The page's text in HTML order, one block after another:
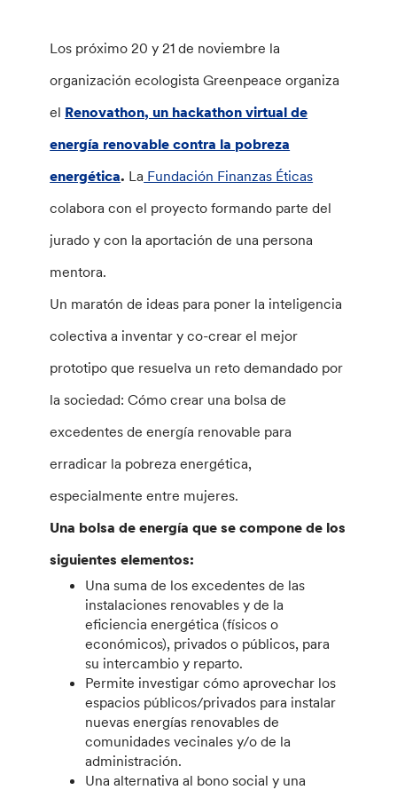
Los próximo 20 y 21 de noviembre la
organización ecologista Greenpeace organiza
el Renovathon, un hackathon virtual de
energía renovable contra la pobreza
energética. La Fundación Finanzas Éticas
colabora con el proyecto formando parte del
jurado y con la aportación de una persona
mentora.
Un maratón de ideas para poner la inteligencia
colectiva a inventar y co-crear el mejor
prototipo que resuelva un reto demandado por
la sociedad: Cómo crear una bolsa de
excedentes de energía renovable para
erradicar la pobreza energética,
especialmente entre mujeres.
Una bolsa de energía que se compone de los
siguientes elementos:
Una suma de los excedentes de las
instalaciones renovables y de la
eficiencia energética (físicos o
económicos), privados o públicos, para
su intercambio y reparto.
Permite investigar cómo aprovechar los
espacios públicos/privados para instalar
nuevas energías renovables de
comunidades vecinales y/o de la
administración.
Una alternativa al bono social y una